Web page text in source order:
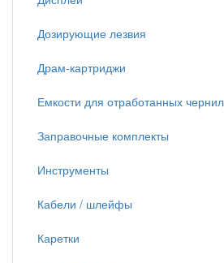
Дозирующие лезвия
Драм-картриджи
Емкости для отработанных
Заправочные комплекты
Инструменты
Кабели / шлейфы
Каретки